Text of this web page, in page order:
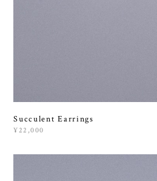
Succulent Earrings
¥22,000